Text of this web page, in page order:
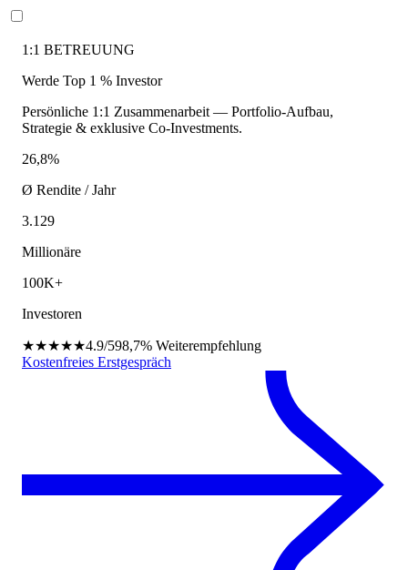
1:1 BETREUUNG
Werde Top 1 % Investor
Persönliche 1:1 Zusammenarbeit — Portfolio-Aufbau,
Strategie & exklusive Co-Investments.
26,8%
Ø Rendite / Jahr
3.129
Millionäre
100K+
Investoren
★★★★★4.9/598,7% Weiterempfehlung
Kostenfreies Erstgespräch